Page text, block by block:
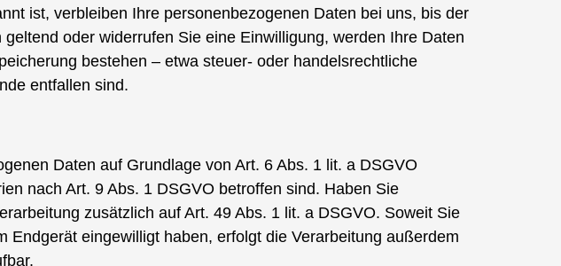
ist, verbleiben Ihre personenbezogenen Daten bei uns, bis der
oder widerrufen Sie eine Einwilligung, werden Ihre Daten
bestehen – etwa steuer- oder handelsrechtliche
entfallen sind.
Daten auf Grundlage von Art. 6 Abs. 1 lit. a DSGVO
nach Art. 9 Abs. 1 DSGVO betroffen sind. Haben Sie
zusätzlich auf Art. 49 Abs. 1 lit. a DSGVO. Soweit Sie
eingewilligt haben, erfolgt die Verarbeitung außerdem